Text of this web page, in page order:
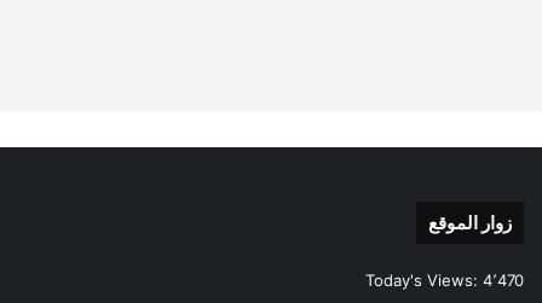
زوار الموقع
Today's Views: 4٬470